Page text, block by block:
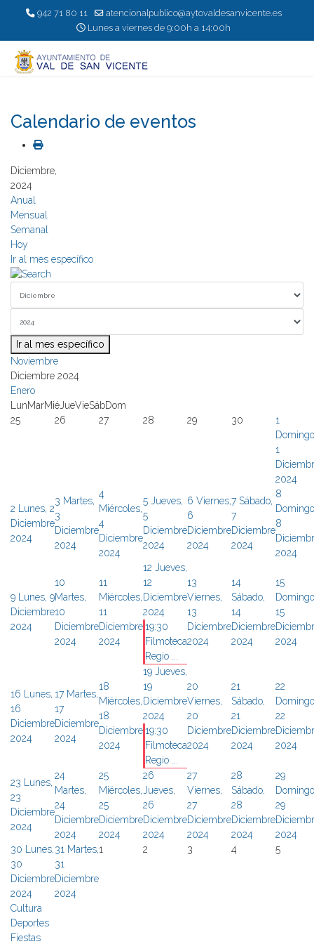
942 71 80 11
atencionalpublico@aytovaldesanvicente.es
Lunes a viernes de 9:00h a 14:00h
Calendario de eventos
Diciembre,
2024
Anual
Mensual
Semanal
Hoy
Ir al mes específico
Ir al mes específico
Noviembre
Diciembre 2024
Enero
LunMarMié JueVieSábDom
25
26 27 28 29 30
1
1
2024
2
Lunes, 2
Diciembre
2024
3 Martes,
3
Diciembre
2024
4
Miércoles,
4
Diciembre
2024
5 Jueves,
5
Diciembre
2024
6 Viernes,
6
Diciembre
2024
7 Sábado,
7
Diciembre
2024
8
8
2024
9
Lunes, 9
Diciembre
2024
10
Martes,
10
Diciembre
2024
11
Miércoles,
11
Diciembre
2024
12 Jueves,
12
Diciembre
2024
19:30
Filmoteca
Regio ...
13
Viernes,
13
Diciembre
2024
14
Sábado,
14
Diciembre
2024
15
15
2024
16
Lunes,
16
Diciembre
2024
17 Martes,
17
Diciembre
2024
18
Miércoles,
18
Diciembre
2024
19 Jueves,
19
Diciembre
2024
19:30
Filmoteca
Regio ...
20
Viernes,
20
Diciembre
2024
21
Sábado,
21
Diciembre
2024
22
22
2024
23
Lunes,
23
Diciembre
2024
24
Martes,
24
Diciembre
2024
25
Miércoles,
25
Diciembre
2024
26
Jueves,
26
Diciembre
2024
27
Viernes,
27
Diciembre
2024
28
Sábado,
28
Diciembre
2024
29
29
2024
30
Lunes,
30
Diciembre
2024
31 Martes,
31
Diciembre
2024
1 2 3 4 5
Cultura
Deportes
Fiestas